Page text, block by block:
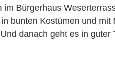
Bürgerhaus
bunten Kostümen und mit
danach geht es in guter